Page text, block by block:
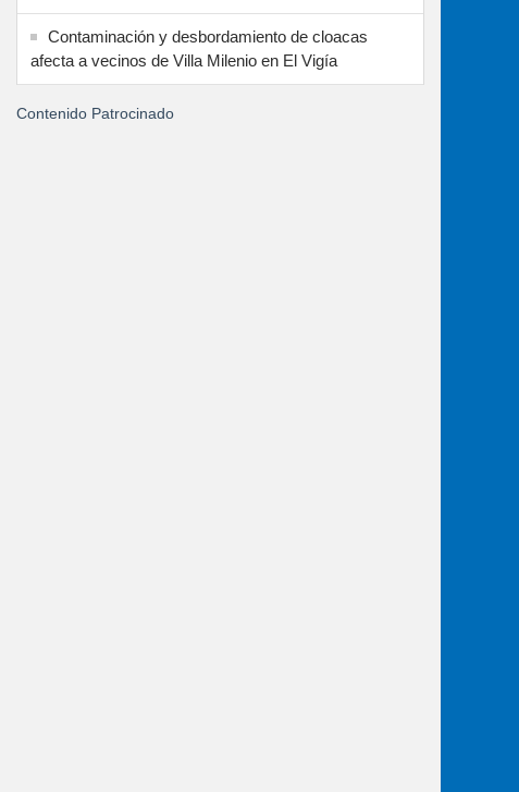
Contaminación y desbordamiento de cloacas
afecta a vecinos de Villa Milenio en El Vigía
Contenido Patrocinado